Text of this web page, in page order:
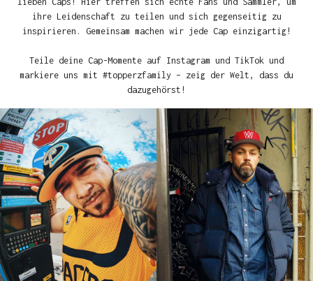
ihre Leidenschaft zu teilen und sich gegenseitig zu
inspirieren. Gemeinsam machen wir jede Cap einzigartig!
Teile deine Cap-Momente auf Instagram und TikTok und
markiere uns mit #topperzfamily – zeig der Welt, dass du
dazugehörst!